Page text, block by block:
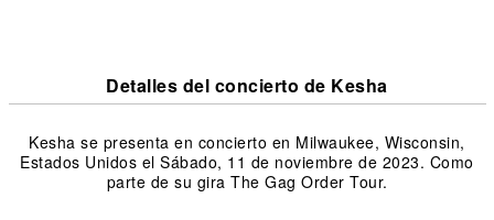
Detalles del concierto de Kesha
Kesha se presenta en concierto en Milwaukee, Wisconsin,
Estados Unidos el Sábado, 11 de noviembre de 2023. Como
parte de su gira The Gag Order Tour.